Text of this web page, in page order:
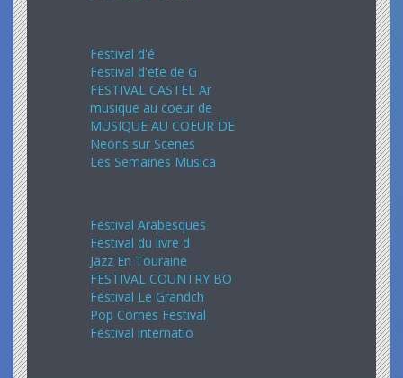
Festival d'é
Festival d'ete de G
FESTIVAL CASTEL Ar
musique au coeur de
MUSIQUE AU COEUR DE
Neons sur Scenes
Les Semaines Musica
Festival Arabesques
Festival du livre d
Jazz En Touraine
FESTIVAL COUNTRY BO
Festival Le Grandch
Pop Cornes Festival
Festival internatio